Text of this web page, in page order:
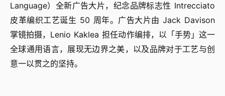
Language）全新广告大片，纪念品牌标志性 Intrecciato
皮革编织工艺诞生 50 周年。广告大片由 Jack Davison
掌镜拍摄，Lenio Kaklea 担任动作编排，以「手势」这一
全球通用语言，展现无边界之美，以及品牌对于工艺与创
意一以贯之的坚持。